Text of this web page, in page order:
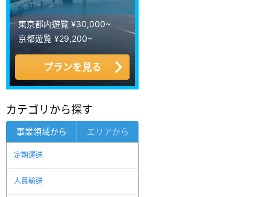
東京都内遊覧 ¥30,000~
京都遊覧 ¥29,200~
プランを見る
カテゴリから探す
事業領域から エリアから
定期運送
人員輸送